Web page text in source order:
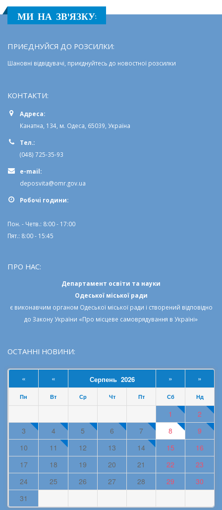
МИ НА ЗВ'ЯЗКУ:
ПРИЄДНУЙСЯ ДО РОЗСИЛКИ:
Шановні відвідувачі, приєднуйтесь до новостної розсилки
КОНТАКТИ:
Адреса:
Канатна, 134, м. Одеса, 65039, Україна
Тел.:
(048) 725-35-93
e-mail:
deposvita@omr.gov.ua
Робочi години:
Пон. - Четв.: 8:00 - 17:00
Пят.: 8:00 - 15:45
ПРО НАС:
Департамент освіти та науки
Одеської міської ради
є виконавчим органом Одеської міської ради і створений відповідно
до Закону України «Про місцеве самоврядування в Україні»
ОСТАННІ НОВИНИ:
« « Серпень 2026 » »
Пн Вт Ср Чт Пт Сб Нд
1
2
3
4 5 6 7 8
9
10
11 12 13 14 15
16
17
18 19 20 21 22
23
24
25 26 27 28 29
30
31